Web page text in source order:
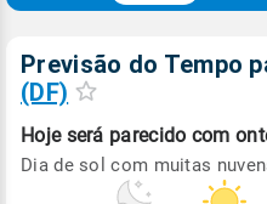
Previsão do Tempo
(DF)
Hoje será parecido com
Dia de sol com muitas